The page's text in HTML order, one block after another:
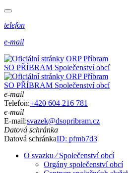
telefon
e-mail
SO PŘÍBRAM Společenství obcí
SO PŘÍBRAM Společenství obcí
e-mail
Telefon:+420 604 216 781
e-mail
E-mail:svazek@dsopribram.cz
Datová schránka
Datová schránkaID: pfmb7d3
O svazku ⁄ Společenství obcí
Orgány společenství obcí